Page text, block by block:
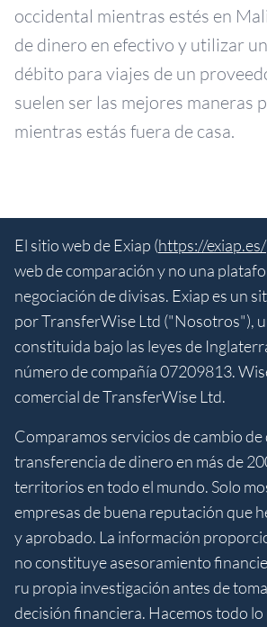
occidental mientras estés en
de dinero en efectivo y utilizar
débito para viajes de un
suelen ser las mejores maneras
mientras estás fuera de casa.
El sitio web de Exiap (https://exiap.es/
web de comparación y no una
negociación de divisas. Exiap es un
por TransferWise Ltd ("Nosotros"),
constituida bajo las leyes de
número de compañía 07209813.
comercial de TransferWise Ltd.
Comparamos servicios de cambio de
transferencia de dinero en más de
territorios en todo el mundo. Solo
empresas de buena reputación que
y aprobado. La información
no constituye asesoramiento
ru propia investigación antes de
decisión financiera. Hacemos todo